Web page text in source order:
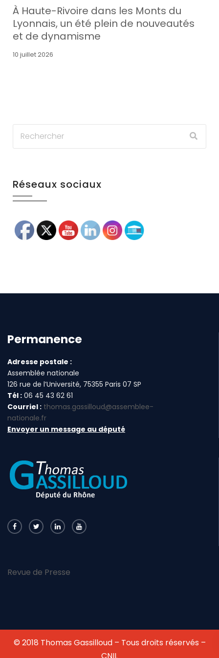
À Haute-Rivoire dans les Monts du
Lyonnais, un été plein de nouveautés
et de dynamisme
10 juillet 2026
Réseaux sociaux
Permanence
Adresse postale :
Assemblée nationale
126 rue de l’Université, 75355 Paris 07 SP
Tél : 06 45 43 62 61
Courriel : thomas.gassilloud@assemblee-
nationale.fr
Envoyer un message au député
Revue de Presse
© 2018 Thomas Gassilloud – Tous droits réservés –
CNIL